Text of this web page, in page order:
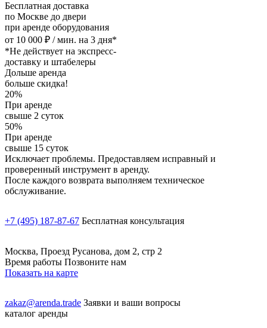
Бесплатная доставка
по Москве до двери
при аренде оборудования
от 10 000 ₽ / мин. на 3 дня*
*Не действует на экспресс-
доставку и штабелеры
Дольше аренда
больше скидка!
20%
При аренде
свыше 2 суток
50%
При аренде
свыше 15 суток
Исключает проблемы. Предоставляем исправный и
проверенный инструмент в аренду.
После каждого возврата выполняем техническое
обслуживание.
+7 (495) 187-87-67 Бесплатная консультация
Москва, Проезд Русанова, дом 2, стр 2
Время работы Позвоните нам
Показать на карте
zakaz@arenda.trade Заявки и ваши вопросы
каталог аренды